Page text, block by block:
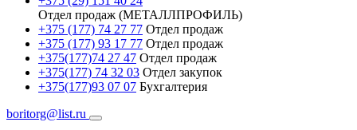
Отдел продаж (МЕТАЛЛПРОФИЛЬ)
+375 (177) 74 27 77 Отдел продаж
+375 (177) 93 17 77 Отдел продаж
+375(177)74 27 47 Отдел продаж
+375(177) 74 32 03 Отдел закупок
+375(177)93 07 07 Бухгалтерия
boritorg@list.ru